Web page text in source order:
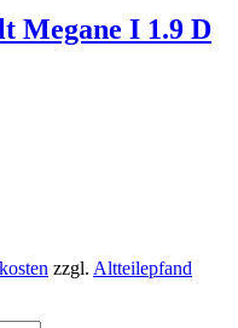
Megane I 1.9 D
zzgl. Altteilepfand